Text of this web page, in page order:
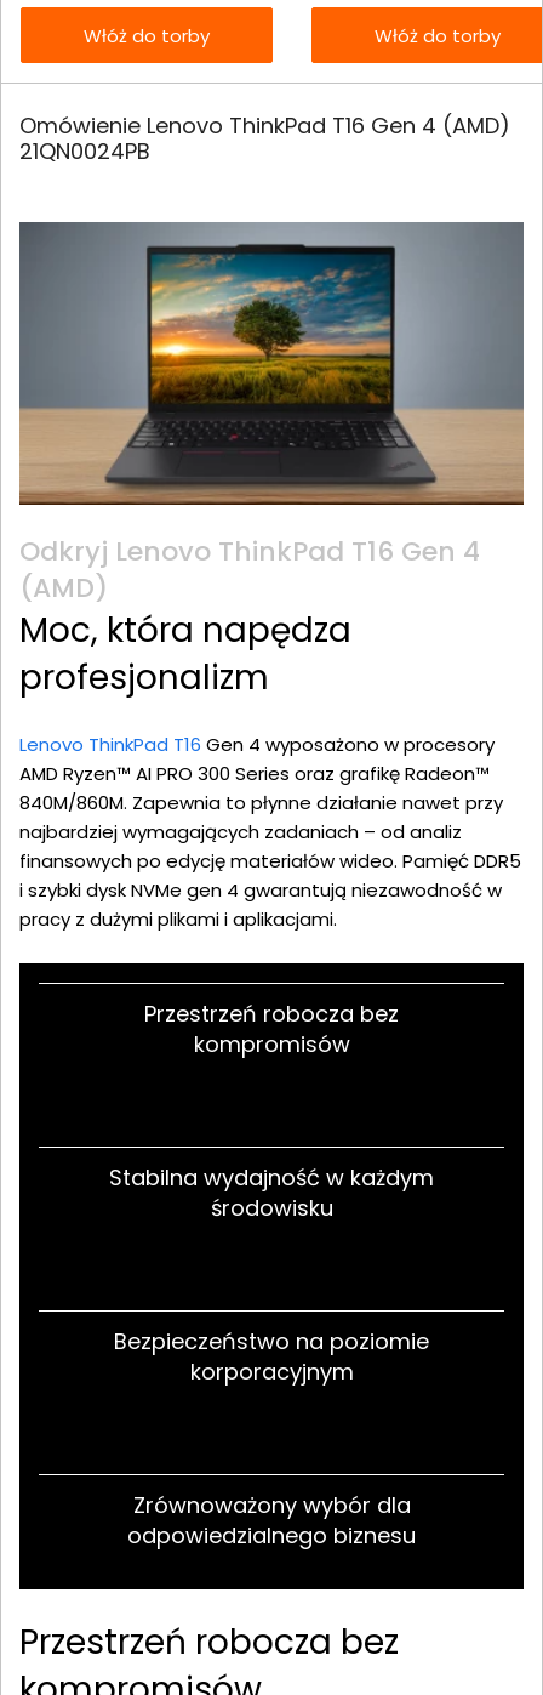
Włóż do torby Włóż do torby
Omówienie Lenovo ThinkPad T16 Gen 4 (AMD)
21QN0024PB
Odkryj Lenovo ThinkPad T16 Gen 4
(AMD)
Moc, która napędza
profesjonalizm
Lenovo ThinkPad T16 Gen 4 wyposażono w procesory
AMD Ryzen™ AI PRO 300 Series oraz grafikę Radeon™
840M/860M. Zapewnia to płynne działanie nawet przy
najbardziej wymagających zadaniach – od analiz
finansowych po edycję materiałów wideo. Pamięć DDR5
i szybki dysk NVMe gen 4 gwarantują niezawodność w
pracy z dużymi plikami i aplikacjami.
Przestrzeń robocza bez
kompromisów
Stabilna wydajność w każdym
środowisku
Bezpieczeństwo na poziomie
korporacyjnym
Zrównoważony wybór dla
odpowiedzialnego biznesu
Przestrzeń robocza bez